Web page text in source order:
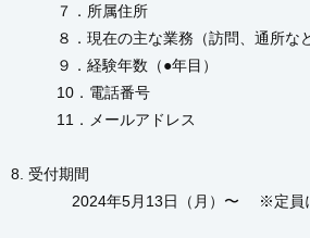
７．所属住所
８．現在の主な業務（訪問、通所など
９．経験年数（●年目）
10．電話番号
11．メールアドレス
8. 受付期間
2024年5月13日（月）〜 ※定員に